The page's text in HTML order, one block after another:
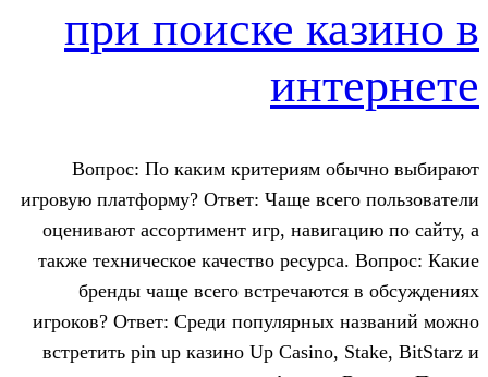
при поиске
Вопрос: По каким критериям
игровую платформу? Ответ: Чаще
оценивают ассортимент игр,
также техническое качество
бренды чаще всего
игроков? Ответ: Среди популярных
встретить pin up казино Up